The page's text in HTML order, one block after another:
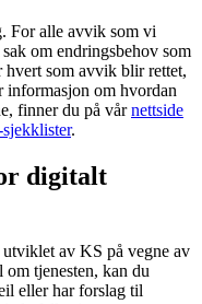
For alle avvik som vi
om endringsbehov som
som avvik blir rettet,
om hvordan
finner du på vår nettside
.
digitalt
av KS på vegne av
om tjenesten, kan du
eller har forslag til